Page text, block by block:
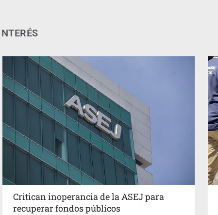
Critican inoperancia de la ASEJ para
recuperar fondos públicos